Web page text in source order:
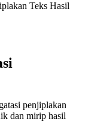
Teks Hasil
penjiplakan
dan mirip hasil